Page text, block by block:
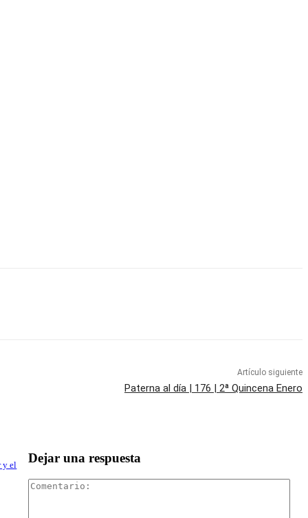
Artículo siguiente
Paterna al día | 176 | 2ª Quincena Enero
y el
Dejar una respuesta